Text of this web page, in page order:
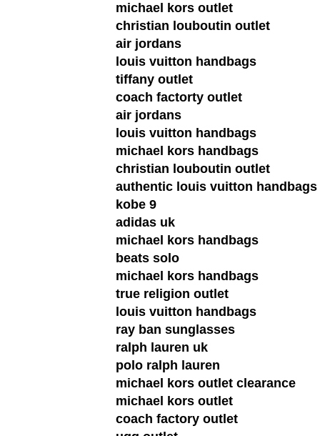
michael kors outlet
christian louboutin outlet
air jordans
louis vuitton handbags
tiffany outlet
coach factorty outlet
air jordans
louis vuitton handbags
michael kors handbags
christian louboutin outlet
authentic louis vuitton handbags
kobe 9
adidas uk
michael kors handbags
beats solo
michael kors handbags
true religion outlet
louis vuitton handbags
ray ban sunglasses
ralph lauren uk
polo ralph lauren
michael kors outlet clearance
michael kors outlet
coach factory outlet